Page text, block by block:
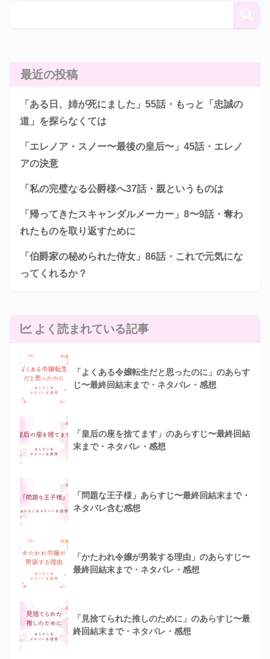
最近の投稿
「ある日、姉が死にました」55話・もっと「忠誠の
道」を探らなくては
「エレノア・スノー〜最後の皇后〜」45話・エレノ
アの決意
「私の完璧なる公爵様へ37話・親というものは
「帰ってきたスキャンダルメーカー」8〜9話・奪わ
れたものを取り返すために
「伯爵家の秘められた侍女」86話・これで元気にな
ってくれるか？
よく読まれている記事
「よくある令嬢転生だと思ったのに」のあらす
じ〜最終回結末まで・ネタバレ・感想
「皇后の座を捨てます」のあらすじ〜最終回結
末まで・ネタバレ・感想
「問題な王子様」あらすじ〜最終回結末まで・
ネタバレ含む感想
「かたわれ令嬢が男装する理由」のあらすじ〜
最終回結末まで・ネタバレ・感想
「見捨てられた推しのために」のあらすじ〜最
終回結末まで・ネタバレ・感想